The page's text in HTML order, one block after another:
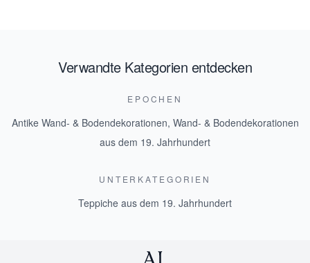
Verwandte Kategorien entdecken
EPOCHEN
Antike Wand- & Bodendekorationen, Wand- & Bodendekorationen
aus dem 19. Jahrhundert
UNTERKATEGORIEN
Teppiche aus dem 19. Jahrhundert